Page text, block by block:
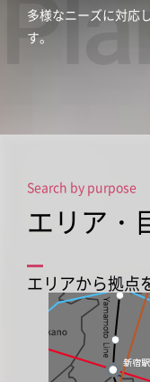
多様なニーズに対応
す。
Search by purpose
エリア・
エリアから拠点